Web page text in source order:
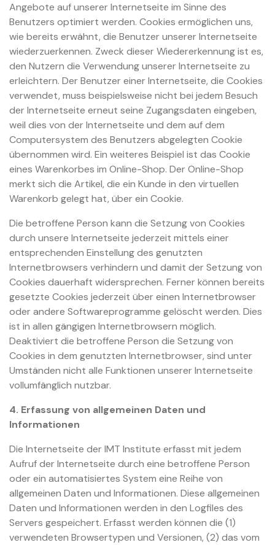
Angebote auf unserer Internetseite im Sinne des
Benutzers optimiert werden. Cookies ermöglichen uns,
wie bereits erwähnt, die Benutzer unserer Internetseite
wiederzuerkennen. Zweck dieser Wiedererkennung ist es,
den Nutzern die Verwendung unserer Internetseite zu
erleichtern. Der Benutzer einer Internetseite, die Cookies
verwendet, muss beispielsweise nicht bei jedem Besuch
der Internetseite erneut seine Zugangsdaten eingeben,
weil dies von der Internetseite und dem auf dem
Computersystem des Benutzers abgelegten Cookie
übernommen wird. Ein weiteres Beispiel ist das Cookie
eines Warenkorbes im Online-Shop. Der Online-Shop
merkt sich die Artikel, die ein Kunde in den virtuellen
Warenkorb gelegt hat, über ein Cookie.
Die betroffene Person kann die Setzung von Cookies
durch unsere Internetseite jederzeit mittels einer
entsprechenden Einstellung des genutzten
Internetbrowsers verhindern und damit der Setzung von
Cookies dauerhaft widersprechen. Ferner können bereits
gesetzte Cookies jederzeit über einen Internetbrowser
oder andere Softwareprogramme gelöscht werden. Dies
ist in allen gängigen Internetbrowsern möglich.
Deaktiviert die betroffene Person die Setzung von
Cookies in dem genutzten Internetbrowser, sind unter
Umständen nicht alle Funktionen unserer Internetseite
vollumfänglich nutzbar.
4. Erfassung von allgemeinen Daten und
Informationen
Die Internetseite der IMT Institute erfasst mit jedem
Aufruf der Internetseite durch eine betroffene Person
oder ein automatisiertes System eine Reihe von
allgemeinen Daten und Informationen. Diese allgemeinen
Daten und Informationen werden in den Logfiles des
Servers gespeichert. Erfasst werden können die (1)
verwendeten Browsertypen und Versionen, (2) das vom